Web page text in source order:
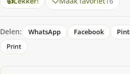
Delen: WhatsApp Facebook
Print